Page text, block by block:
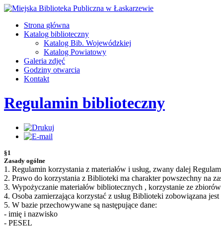
Strona główna
Katalog biblioteczny
Katalog Bib. Wojewódzkiej
Katalog Powiatowy
Galeria zdjęć
Godziny otwarcia
Kontakt
Regulamin biblioteczny
§1
Zasady ogólne
1. Regulamin korzystania z materiałów i usług, zwany dalej
2. Prawo do korzystania z Biblioteki ma charakter powszechny na
3. Wypożyczanie materiałów bibliotecznych , korzystanie ze
4. Osoba zamierzająca korzystać z usług Biblioteki zobowiązana
5. W bazie przechowywane są następujące dane:
- imię i nazwisko
- PESEL